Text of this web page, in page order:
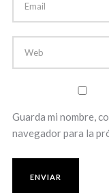
Guarda mi nombre,
navegador para la